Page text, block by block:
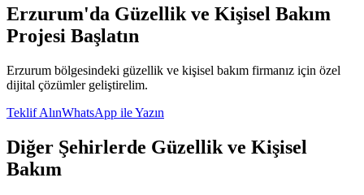
Erzurum'da Güzellik ve Kişisel Bakım
Projesi Başlatın
Erzurum bölgesindeki güzellik ve kişisel bakım firmanız için özel
dijital çözümler geliştirelim.
Teklif AlınWhatsApp ile Yazın
Diğer Şehirlerde Güzellik ve Kişisel
Bakım